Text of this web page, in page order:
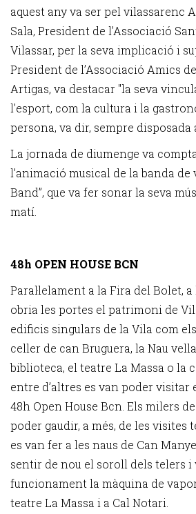
aquest any va ser pel vilassarenc
Sala, President de l'Associació
Vilassar, per la seva implicació i
President de l’Associació Amics
Artigas, va destacar "la seva
l'esport, com la cultura i la
persona, va dir, sempre disposada
La jornada de diumenge va
l’animació musical de la banda de
Band”, que va fer sonar la seva
matí.
48h OPEN HOUSE BCN
Paral·lelament a la Fira del Bolet, a
obria les portes el patrimoni de
edificis singulars de la Vila com
celler de can Bruguera, la Nau
biblioteca, el teatre La Massa o la
entre d’altres es van poder visitar
48h Open House Bcn. Els milers
poder gaudir, a més, de les visites
es van fer a les naus de Can
sentir de nou el soroll dels telers i
funcionament la màquina de
teatre La Massa i a Cal Notari.